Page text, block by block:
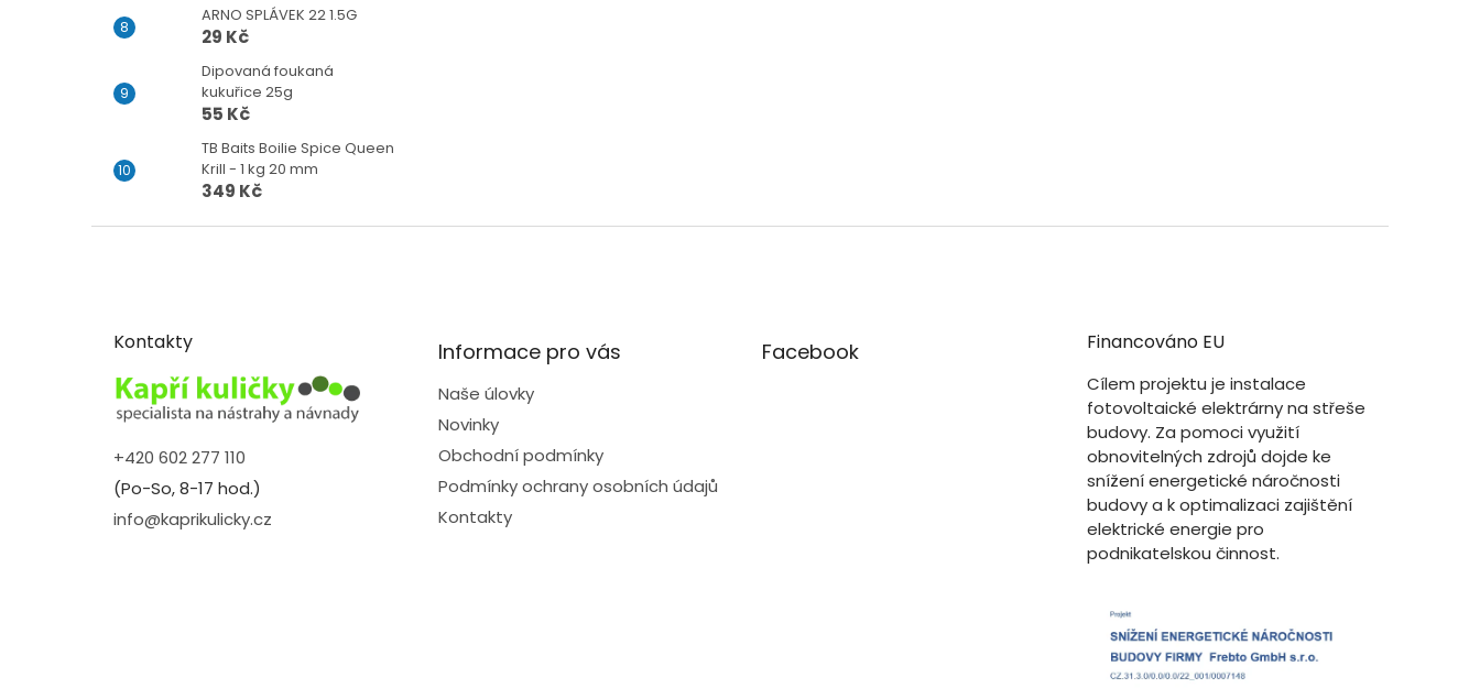
ARNO SPLÁVEK 22 1.5G
29 Kč
Dipovaná foukaná
kukuřice 25g
55 Kč
TB Baits Boilie Spice Queen
Krill - 1 kg 20 mm
349 Kč
Kontakty
+420 602 277 110
(Po-So, 8-17 hod.)
info@kaprikulicky.cz
Informace pro vás
Naše úlovky
Novinky
Obchodní podmínky
Podmínky ochrany osobních údajů
Kontakty
Facebook Financováno EU
Cílem projektu je instalace
fotovoltaické elektrárny na střeše
budovy. Za pomoci využití
obnovitelných zdrojů dojde ke
snížení energetické náročnosti
budovy a k optimalizaci zajištění
elektrické energie pro
podnikatelskou činnost.